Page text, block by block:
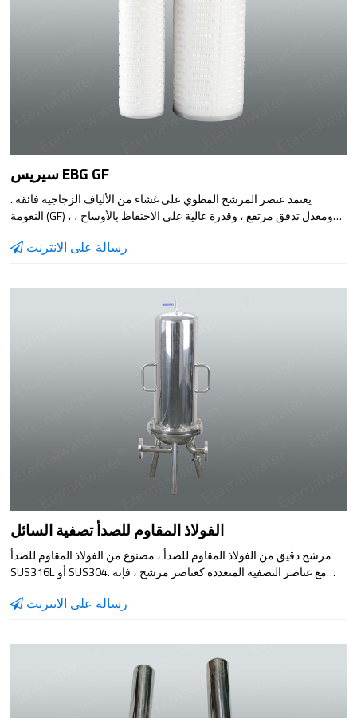
سيريس EBG GF
. يعتمد عنصر المرشح المطوي على غشاء من الألياف الزجاجية فائقة
النعومة (GF) ، ومعدل تدفق مرتفع ، وقدرة عالية على الاحتفاظ بالأوساخ ،
يجعله عنصر مرشح ترشيح مسبق فعال. يضمن اختبار النزاهة قبل مغادرة
رسالة على الانترنت
الفولاذ المقاوم للصدأ تصفية السائل
مرشح دقيق من الفولاذ المقاوم للصدأ ، مصنوع من الفولاذ المقاوم للصدأ
SUS316L أو SUS304. مع عناصر التصفية المتعددة كعناصر مرشح ، فإنه
ومقاومة الأحماض والقلويات ، ومقاومة التآكل ، والتنظيف المريح. من أجل
في المعالجة المسبقة من الدخول إلى نظام التناضح العكسي ، ولحماية
مضخة الضغط العالي وغشاء التناضح العكسي ، يتم عادةً تثبيت مرشح أمان
من نوع المرشح قبل يدخل ماء التناضح العكسي إلى الماء. إنها معدات
ترشيح مثالية للطب الحيوي والبيرة والمشروبات والصناعات الكيماوية
ومعالجة المياه والصناعات الأخرى
رسالة على الانترنت